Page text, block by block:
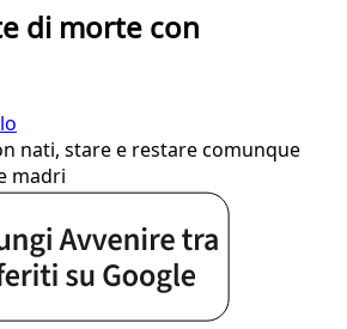
di morte con
nati, stare e restare comunque
madri